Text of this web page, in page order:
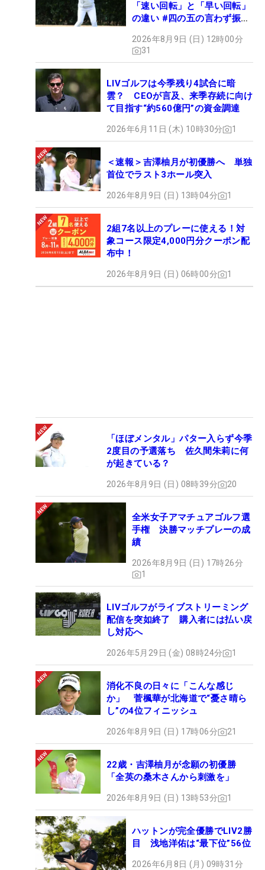
「速い回転」と「早い回転」
の違い #四の五の言わず振り
2026年8月9日 (日) 12時00分
31
LIVゴルフは今季残り4試合に暗
雲？ CEOが言及、来季存続に向け
て目指す“約560億円”の資金調達
2026年6月11日 (木) 10時30分 1
＜速報＞吉澤柚月が初優勝へ 単独
首位でラスト3ホール突入
2026年8月9日 (日) 13時04分 1
2組7名以上のプレーに使える！対
象コース限定4,000円分クーポン配
布中！
2026年8月9日 (日) 06時00分 1
「ほぼメンタル」パター入らず今季
2度目の予選落ち 佐久間朱莉に何
が起きている？
2026年8月9日 (日) 08時39分 20
全米女子アマチュアゴルフ選
手権 決勝マッチプレーの成
績
2026年8月9日 (日) 17時26分
1
LIVゴルフがライブストリーミング
配信を突如終了 購入者には払い戻
し対応へ
2026年5月29日 (金) 08時24分 1
消化不良の日々に「こんな感じ
か」 菅楓華が北海道で“憂さ晴ら
し”の4位フィニッシュ
2026年8月9日 (日) 17時06分 21
22歳・吉澤柚月が念願の初優勝
「全英の桑木さんから刺激を」
2026年8月9日 (日) 13時53分 1
ハットンが完全優勝でLIV2勝
目 浅地洋佑は“最下位”56位
2026年6月8日 (月) 09時31分